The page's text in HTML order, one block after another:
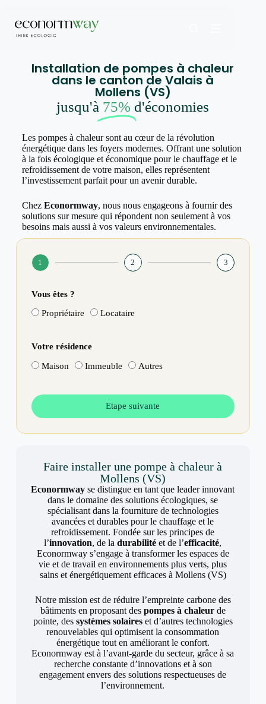
Installation de pompes à chaleur
dans le canton de Valais à
Mollens (VS)
jusqu'à 75% d'économies
Les pompes à chaleur sont au cœur de la révolution
énergétique dans les foyers modernes. Offrant une solution
à la fois écologique et économique pour le chauffage et le
refroidissement de votre maison, elles représentent
l’investissement parfait pour un avenir durable.
Chez Econormway, nous nous engageons à fournir des
solutions sur mesure qui répondent non seulement à vos
besoins mais aussi à vos valeurs environnementales.
1 2 3
Vous êtes ?
Propriétaire Locataire
Votre résidence
Maison Immeuble Autres
Etape suivante
Faire installer une pompe à chaleur à
Mollens (VS)
Econormway se distingue en tant que leader innovant
dans le domaine des solutions écologiques, se
spécialisant dans la fourniture de technologies
avancées et durables pour le chauffage et le
refroidissement. Fondée sur les principes de
l’innovation, de ladurabilité et de l’efficacité,
Econormway s’engage à transformer les espaces de
vie et de travail en environnements plus verts, plus
sains et énergétiquement efficaces à Mollens (VS)
Notre mission est de réduire l’empreinte carbone des
bâtiments en proposant des pompes à chaleurde
pointe, des systèmes solaireset d’autres technologies
renouvelables qui optimisent la consommation
énergétique tout en améliorant le confort.
Econormway est à l’avant-garde du secteur, grâce à sa
recherche constante d’innovations et à son
engagement envers des solutions respectueuses de
l’environnement.